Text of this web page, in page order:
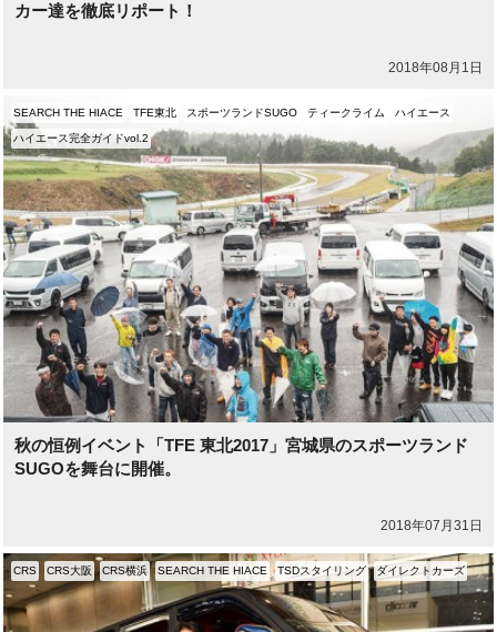
カー達を徹底リポート！
2018年08月1日
秋の恒例イベント「TFE 東北2017」宮城県のスポーツランド
SUGOを舞台に開催。
2018年07月31日
SEARCH THE HIACE TFE東北 スポーツランドSUGO ティークライム ハイエース
ハイエース完全ガイドvol.2
CRS CRS大阪 CRS横浜 SEARCH THE HIACE TSDスタイリング ダイレクトカーズ